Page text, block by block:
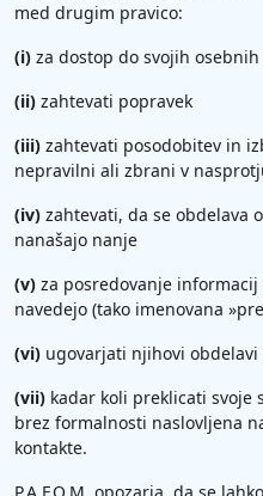
med drugim pravico:
(i) za dostop do svojih
(ii) zahtevati popravek
(iii) zahtevati posodobitev in
nepravilni ali zbrani v
(iv) zahtevati, da se obdelava
nanašajo nanje
(v) za posredovanje
navedejo (tako imenovana
(vi) ugovarjati njihovi
(vii) kadar koli preklicati svoje
brez formalnosti naslovljena
kontakte.